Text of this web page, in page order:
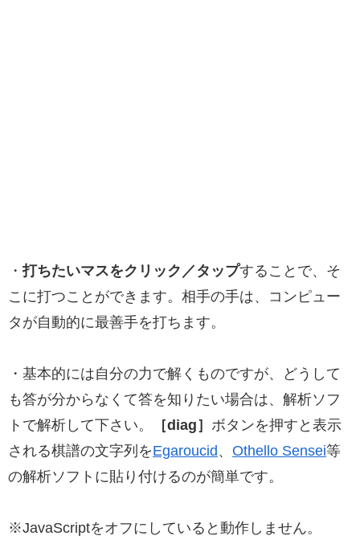
・打ちたいマスをクリック／タップすることで、そ
こに打つことができます。相手の手は、コンピュー
タが自動的に最善手を打ちます。
・基本的には自分の力で解くものですが、どうして
も答が分からなくて答を知りたい場合は、解析ソフ
トで解析して下さい。
［diag］ ボタンを押すと表示
される棋譜の文字列をEgaroucid、 Othello Sensei等
の解析ソフトに貼り付けるのが簡単です。
※JavaScriptをオフにしていると動作しません。